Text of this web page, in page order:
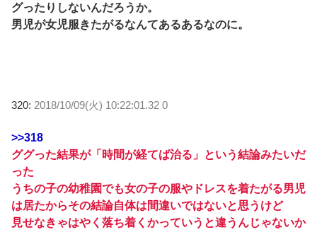
グったりしないんだろうか。
男児が女児服きたがるなんてあるあるなのに。
320: 2018/10/09(火) 10:22:01.32 0
>>318
ググった結果が「時間が経てば治る」という結論みたいだ
った
うちの子の幼稚園でも女の子の服やドレスを着たがる男児
は居たからその結論自体は間違いではないと思うけど
見せなきゃはやく落ち着くかっていうと違うんじゃないか